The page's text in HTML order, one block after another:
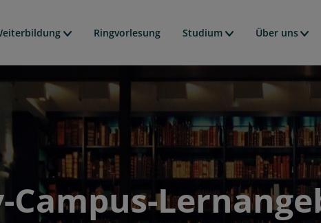
zum
Ringvorlesung Studium Über uns
Campus-